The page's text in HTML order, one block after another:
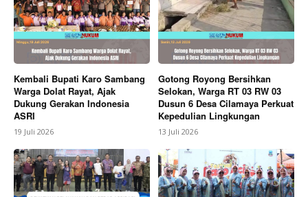
SUBSCRIBE NOW
Kembali Bupati Karo Sambang
Warga Dolat Rayat, Ajak
Dukung Gerakan Indonesia
ASRI
19 Juli 2026
Gotong Royong Bersihkan
Selokan, Warga RT 03 RW 03
Dusun 6 Desa Cilamaya Perkuat
Kepedulian Lingkungan
13 Juli 2026